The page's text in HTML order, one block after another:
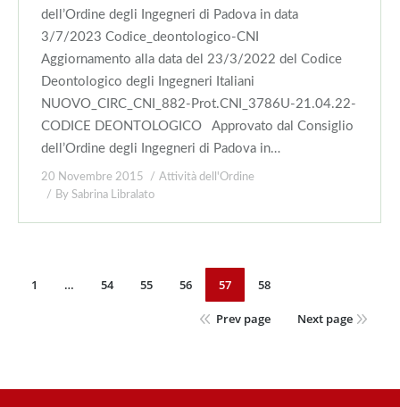
dell’Ordine degli Ingegneri di Padova in data
3/7/2023 Codice_deontologico-CNI
Aggiornamento alla data del 23/3/2022 del Codice
Deontologico degli Ingegneri Italiani
NUOVO_CIRC_CNI_882-Prot.CNI_3786U-21.04.22-
CODICE DEONTOLOGICO Approvato dal Consiglio
dell’Ordine degli Ingegneri di Padova in…
20 Novembre 2015
Attività dell'Ordine
By Sabrina Libralato
1 … 54 55 56 57 58
Prev page Next page